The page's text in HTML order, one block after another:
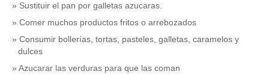
Sustituir el pan por galletas azucaras.
Comer muchos productos fritos o arrebozados
Consumir bollerías, tortas, pasteles, galletas, caramelos y
dulces
Azucarar las verduras para que las coman